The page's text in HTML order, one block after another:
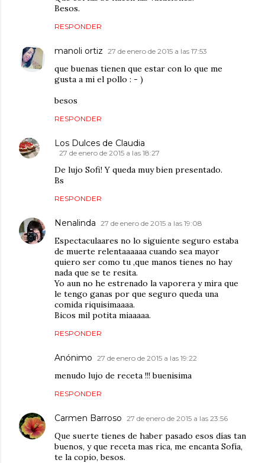
Besos.
RESPONDER
manoli ortiz 27 de enero de 2015 a las 17:53
que buenas tienen que estar con lo que me
gusta a mi el pollo : - )
besos
RESPONDER
Los Dulces de Claudia
27 de enero de 2015 a las 18:27
De lujo Sofi! Y queda muy bien presentado.
Bs
RESPONDER
Nenalinda 27 de enero de 2015 a las 19:08
Espectaculaares no lo siguiente seguro estaba
de muerte relentaaaaaa cuando sea mayor
quiero ser como tu ,que manos tienes no hay
nada que se te resita.
Yo aun no he estrenado la vaporera y mira que
le tengo ganas por que seguro queda una
comida riquisimaaaa.
Bicos mil potita miaaaaa.
RESPONDER
Anónimo 27 de enero de 2015 a las 19:22
menudo lujo de receta !!! buenisima
RESPONDER
Carmen Barroso 27 de enero de 2015 a las 23:56
Que suerte tienes de haber pasado esos días tan
buenos, y que receta mas rica, me encanta Sofía,
te la copio, besos.